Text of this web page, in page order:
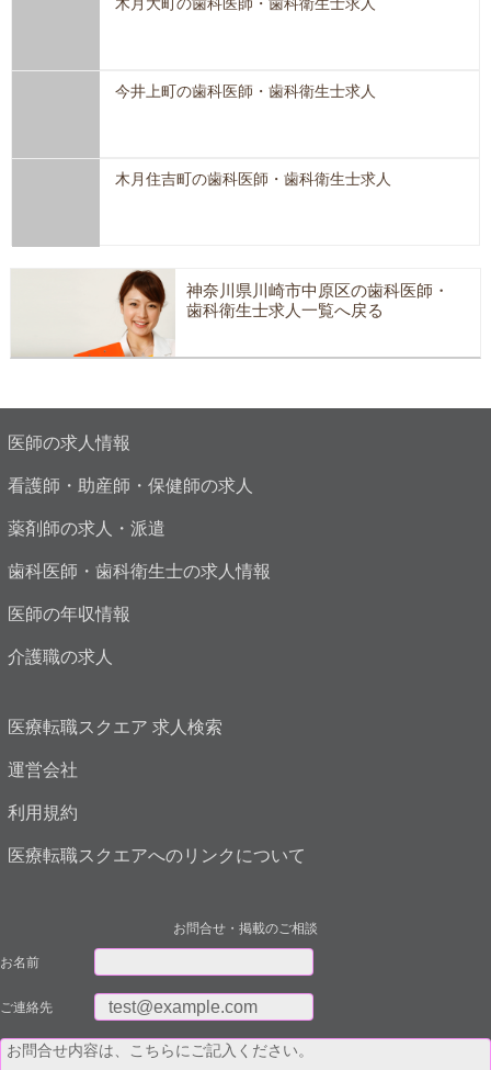
木月大町の歯科医師・歯科衛生士求人
今井上町の歯科医師・歯科衛生士求人
木月住吉町の歯科医師・歯科衛生士求人
神奈川県川崎市中原区の歯科医師・
歯科衛生士求人一覧へ戻る
医師の求人情報
看護師・助産師・保健師の求人
薬剤師の求人・派遣
歯科医師・歯科衛生士の求人情報
医師の年収情報
介護職の求人
医療転職スクエア 求人検索
運営会社
利用規約
医療転職スクエアへのリンクについて
お問合せ・掲載のご相談
お名前
ご連絡先